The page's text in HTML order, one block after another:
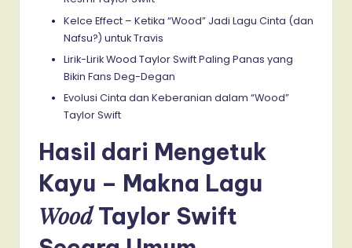
Kelce Effect – Ketika “Wood” Jadi Lagu Cinta (dan
Nafsu?) untuk Travis
Lirik-Lirik Wood Taylor Swift Paling Panas yang
Bikin Fans Deg-Degan
Evolusi Cinta dan Keberanian dalam “Wood”
Taylor Swift
Hasil dari Mengetuk
Kayu – Makna Lagu
WoodTaylor Swift